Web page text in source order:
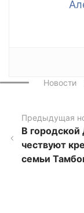
Новости
Предыдущая
В
чествуют
семьи